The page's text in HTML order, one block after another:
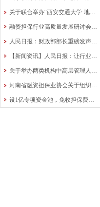
关于联合举办“西安交通大学·地方金融 行业中高层管理人员研修班”的通知
融资担保行业高质量发展研讨会在洛阳成功举办
人民日报：财政部部长重磅发声！ 融资担保是政策工具
【新闻资讯】人民日报：让行业协会走向前台
关于举办两类机构中高层管理人员培训班的通知
河南省融资担保业协会关于组织举办全省融资担保行业知识竞赛的预通知
设1亿专项资金池，免收担保费！中原再担保为交通运输行业“加油”